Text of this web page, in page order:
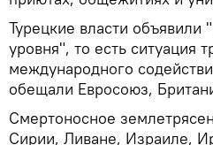
Турецкие власти объявили
уровня", то есть ситуация
международного
обещали Евросоюз,
Смертоносное
Сирии, Ливане, Израиле,